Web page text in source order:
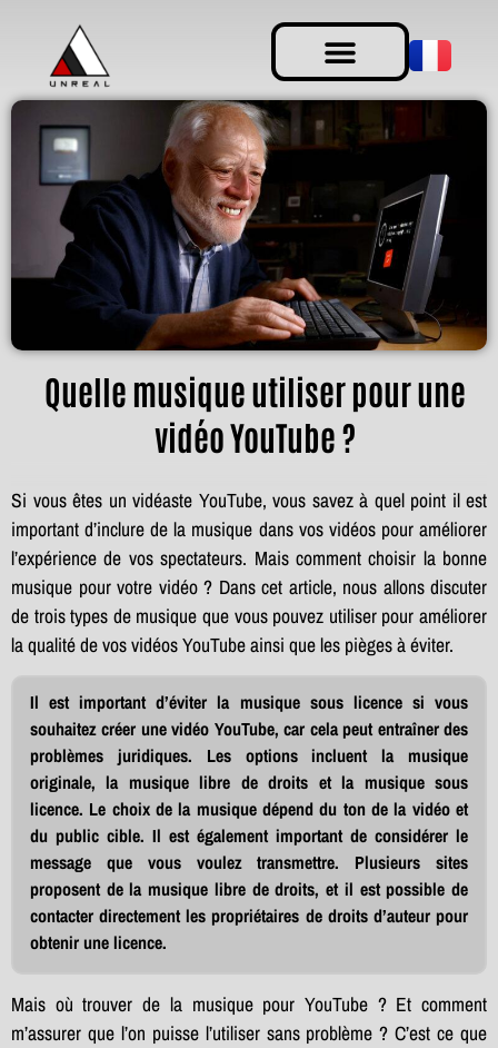
Quelle musique utiliser pour une
vidéo YouTube ?
Si vous êtes un vidéaste YouTube, vous savez à quel point il est
important d’inclure de la musique dans vos vidéos pour améliorer
l’expérience de vos spectateurs. Mais comment choisir la bonne
musique pour votre vidéo ? Dans cet article, nous allons discuter
de trois types de musique que vous pouvez utiliser pour améliorer
la qualité de vos vidéos YouTube ainsi que les pièges à éviter.
Il est important d’éviter la musique sous licence si vous
souhaitez créer une vidéo YouTube, car cela peut entraîner des
problèmes juridiques. Les options incluent la musique
originale, la musique libre de droits et la musique sous
licence. Le choix de la musique dépend du ton de la vidéo et
du public cible. Il est également important de considérer le
message que vous voulez transmettre. Plusieurs sites
proposent de la musique libre de droits, et il est possible de
contacter directement les propriétaires de droits d’auteur pour
obtenir une licence.
Mais où trouver de la musique pour YouTube ? Et comment
m’assurer que l’on puisse l’utiliser sans problème ? C’est ce que